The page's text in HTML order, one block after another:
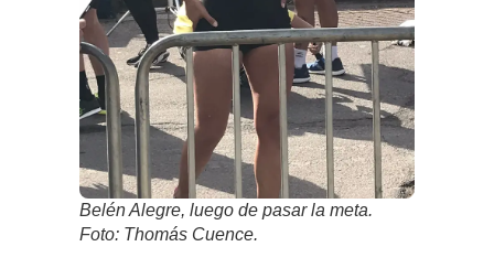
Belén Alegre, luego de pasar la meta.
Foto: Thomás Cuence.